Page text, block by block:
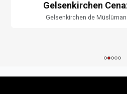
Gelsenkirchen
Gelsenkirchen de Müslüman